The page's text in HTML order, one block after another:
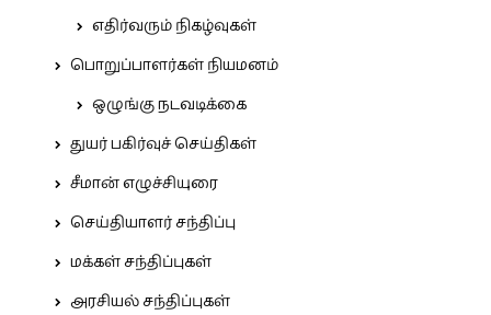
எதிர்வரும் நிகழ்வுகள்
பொறுப்பாளர்கள் நியமனம்
ஒழுங்கு நடவடிக்கை
துயர் பகிர்வுச் செய்திகள்
சீமான் எழுச்சியுரை
செய்தியாளர் சந்திப்பு
மக்கள் சந்திப்புகள்
அரசியல் சந்திப்புகள்